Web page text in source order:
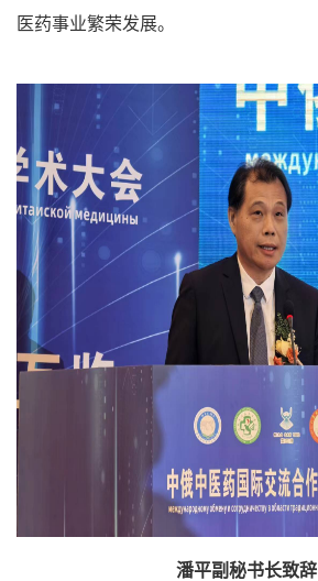
医药事业繁荣发展。
潘平副秘书长致辞